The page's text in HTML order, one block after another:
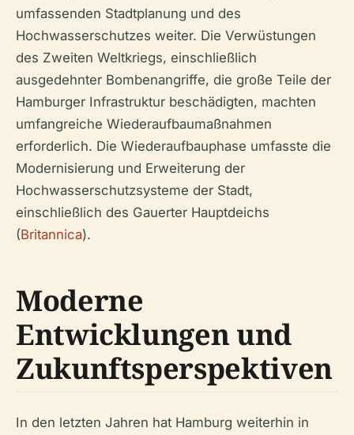
umfassenden Stadtplanung und des
Hochwasserschutzes weiter. Die Verwüstungen
des Zweiten Weltkriegs, einschließlich
ausgedehnter Bombenangriffe, die große Teile der
Hamburger Infrastruktur beschädigten, machten
umfangreiche Wiederaufbaumaßnahmen
erforderlich. Die Wiederaufbauphase umfasste die
Modernisierung und Erweiterung der
Hochwasserschutzsysteme der Stadt,
einschließlich des Gauerter Hauptdeichs
(Britannica).
Moderne
Entwicklungen und
Zukunftsperspektiven
In den letzten Jahren hat Hamburg weiterhin in